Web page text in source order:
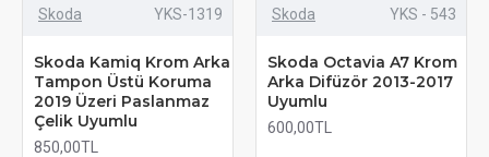
Skoda YKS-1319
Skoda Kamiq Krom Arka
Tampon Üstü Koruma
2019 Üzeri Paslanmaz
Çelik Uyumlu
850,00TL
Skoda YKS - 543
Skoda Octavia A7 Krom
Arka Difüzör 2013-2017
Uyumlu
600,00TL